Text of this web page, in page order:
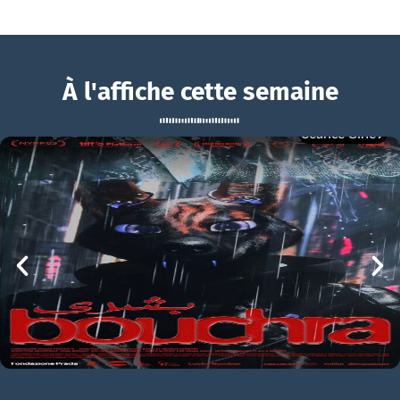
Des Minions et des monstres
Des Minions et des monstres Bande-annonce VF
À l'affiche cette semaine
BOUCHRA
mer 05/08
21h00